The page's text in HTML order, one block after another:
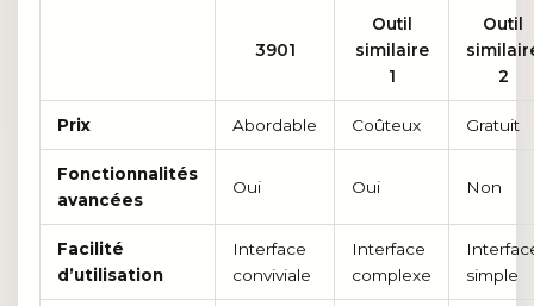
3901
Outil
similaire
1
Outil
2
Prix Abordable Coûteux Gratuit
Fonctionnalités
avancées
Oui Oui Non
Facilité
d’utilisation
Interface
conviviale
Interface
complexe
simple